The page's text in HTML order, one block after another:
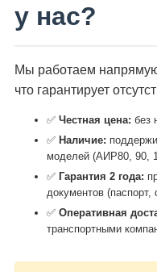
у нас?
Мы работаем
что гарантирует
✅ Честная цена: без
✅ Наличие:
моделей (АИР80, 90,
✅ Гарантия 2 года:
документов (паспорт,
✅ Оперативная
транспортными